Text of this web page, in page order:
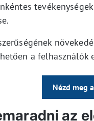
a
Nézd meg
az